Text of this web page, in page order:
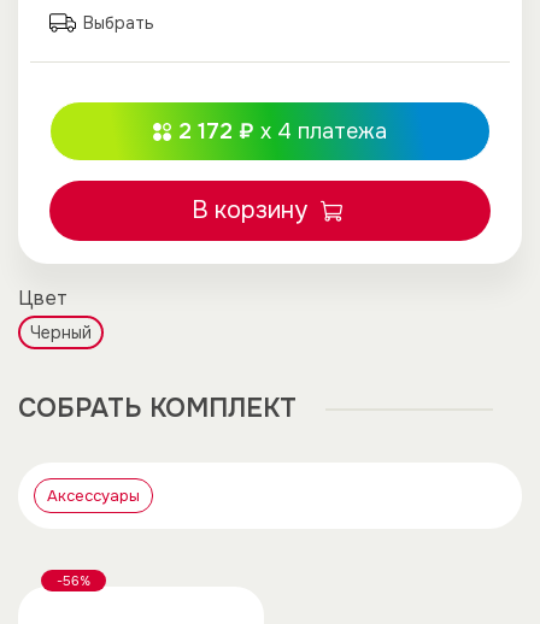
Выбрать
2 172 ₽ x 4 платежа
В корзину
Цвет
Черный
CОБРАТЬ КОМПЛЕКТ
Аксессуары
-56%